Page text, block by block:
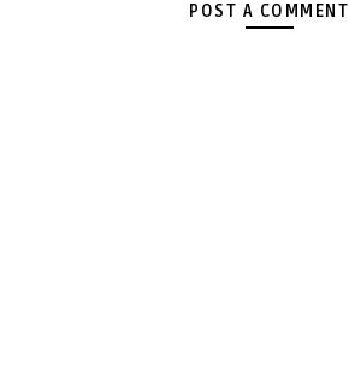
POST A COMMENT